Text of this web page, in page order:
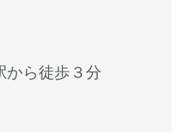
ら徒歩３分